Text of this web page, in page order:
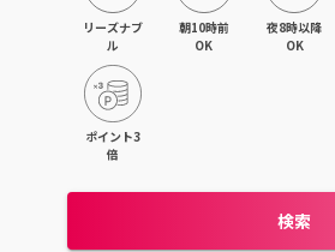
上大岡・金沢文庫・港南台
リーズナブ
ル
朝10時前
OK
夜8時以降
OK
ポイント3
倍
検索